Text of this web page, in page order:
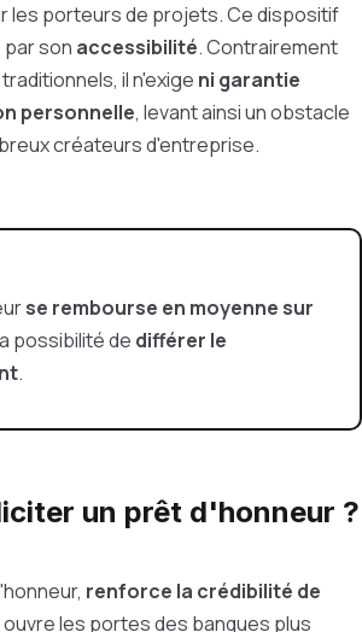
les porteurs de projets. Ce dispositif
par son accessibilité. Contrairement
il n'exige ni garantie
personnelle, levant ainsi un obstacle
créateurs d'entreprise.
se rembourse en moyenne sur
possibilité de différer le
.
un prêt d'honneur ?
renforce la crédibilité de
ouvre les portes des banques plus